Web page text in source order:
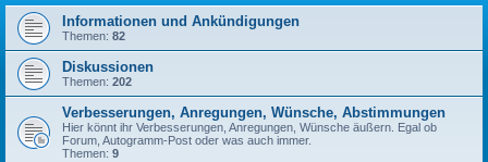
Informationen und Ankündigungen
Themen: 82
Diskussionen
Themen: 202
Verbesserungen, Anregungen, Wünsche, Abstimmungen
Hier könnt ihr Verbesserungen, Anregungen, Wünsche äußern. Egal ob
Forum, Autogramm-Post oder was auch immer.
Themen: 9